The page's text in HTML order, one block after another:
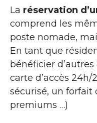
La réservation
comprend les
poste nomade,
En tant que
bénéficier
carte d’accès 24h/
sécurisé, un forfait
premiums …)